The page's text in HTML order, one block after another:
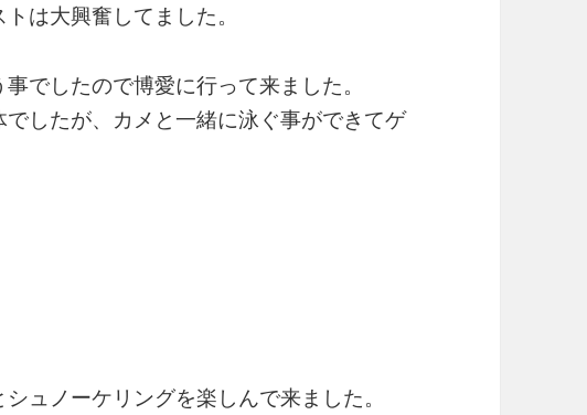
は大興奮してました。
でしたので博愛に行って来ました。
したが、カメと一緒に泳ぐ事ができてゲ
ュノーケリングを楽しんで来ました。